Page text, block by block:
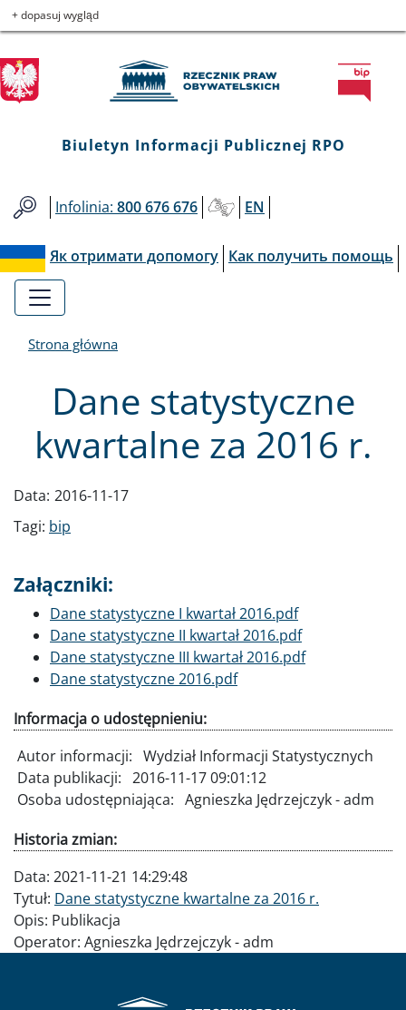
Przejdź
do
menu
głównego
Przejdź
do
treści
Przejdź
to
informacji
o
kontakcie
Przejdź
do
mapy
serwisu
Biuletyn
Informacji
Publicznej
RPO
+ dopasuj wygląd
Biuletyn Informacji Publicznej RPO
Infolinia: 800 676 676 EN
Як отримати допомогу Как получить помощь
Strona główna
Dane statystyczne
kwartalne za 2016 r.
Data: 2016-11-17
Tagi: bip
Załączniki:
Dokument
Dane statystyczne I kwartał 2016.pdf
Dokument
Dane statystyczne II kwartał 2016.pdf
Dokument
Dane statystyczne III kwartał 2016.pdf
Dokument
Dane statystyczne 2016.pdf
Informacja o udostępnieniu:
Autor informacji: Wydział Informacji Statystycznych
Data publikacji: 2016-11-17 09:01:12
Osoba udostępniająca: Agnieszka Jędrzejczyk - adm
Historia zmian:
Data: 2021-11-21 14:29:48
Tytuł: Dane statystyczne kwartalne za 2016 r.
Opis: Publikacja
Operator: Agnieszka Jędrzejczyk - adm